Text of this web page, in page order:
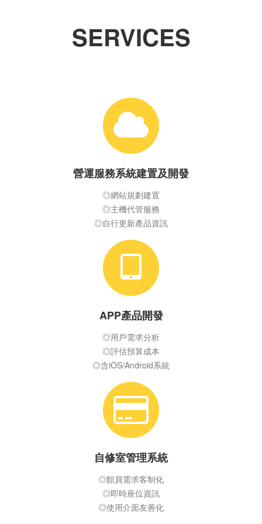
SERVICES
營運服務系統建置及開發
◎網站規劃建置
◎主機代管服務
◎自行更新產品資訊
APP產品開發
◎用戶需求分析
◎評估預算成本
◎含iOS/Android系統
自修室管理系統
◎館員需求客制化
◎即時座位資訊
◎使用介面友善化